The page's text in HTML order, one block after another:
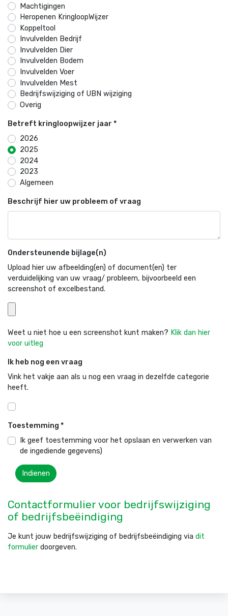
Machtigingen
Heropenen KringloopWijzer
Koppeltool
Invulvelden Bedrijf
Invulvelden Dier
Invulvelden Bodem
Invulvelden Voer
Invulvelden Mest
Bedrijfswijziging of UBN wijziging
Overig
Betreft kringloopwijzer jaar *
2026
2025
2024
2023
Algemeen
Beschrijf hier uw probleem of vraag
Ondersteunende bijlage(n)
Upload hier uw afbeelding(en) of document(en) ter
verduidelijking van uw vraag/ probleem, bijvoorbeeld een
screenshot of excelbestand.
Weet u niet hoe u een screenshot kunt maken? Klik dan hier
voor uitleg
Ik heb nog een vraag
Vink het vakje aan als u nog een vraag in dezelfde categorie
heeft.
Toestemming *
Ik geef toestemming voor het opslaan en verwerken van
de ingediende gegevens)
Contactformulier voor bedrijfswijziging
of bedrijfsbeëindiging
Je kunt jouw bedrijfswijziging of bedrijfsbeëindiging via dit
formulier doorgeven.